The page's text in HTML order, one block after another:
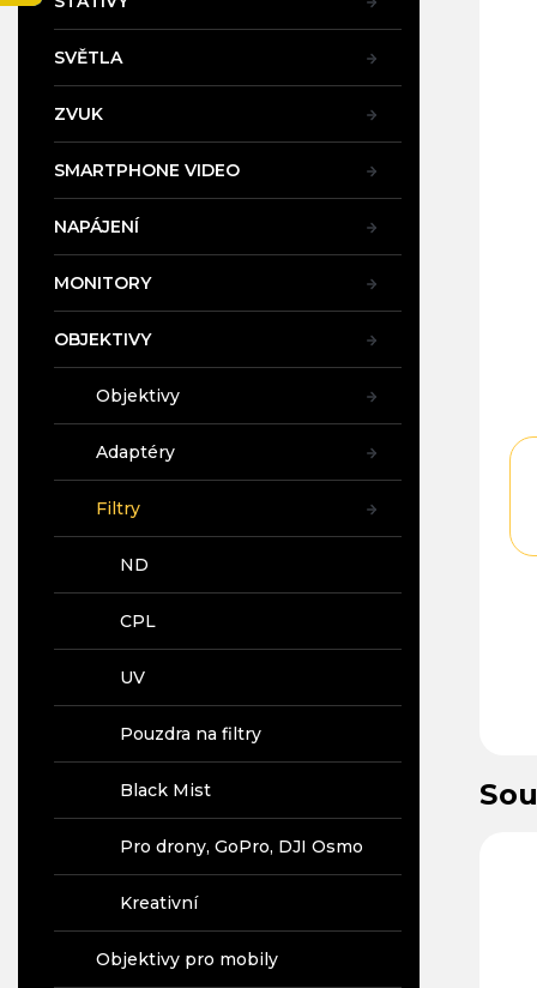
SVĚTLA
ZVUK
SMARTPHONE VIDEO
NAPÁJENÍ
MONITORY
OBJEKTIVY
Objektivy
Adaptéry
Filtry
ND
CPL
UV
Pouzdra na filtry
Black Mist
Pro drony, GoPro, DJI Osmo
Kreativní
Objektivy pro mobily